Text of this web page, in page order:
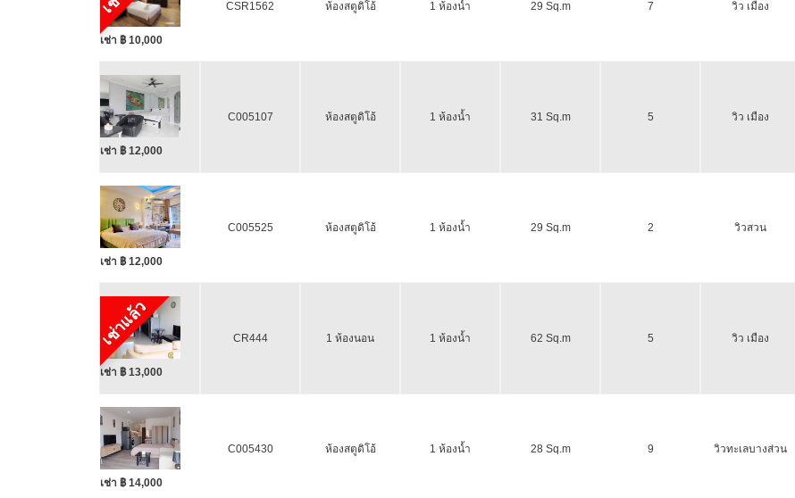
เช่า ฿ 10,000
CSR1562 ห้องสตูดิโอ้ 1 ห้องน้ำ 29 Sq.m 7 วิว เมือง
เช่า ฿ 12,000
C005107 ห้องสตูดิโอ้ 1 ห้องน้ำ 31 Sq.m 5 วิว เมือง
เช่า ฿ 12,000
C005525 ห้องสตูดิโอ้ 1 ห้องน้ำ 29 Sq.m 2 วิวสวน
เช่าแล้ว
เช่า ฿ 13,000
CR444 1 ห้องนอน 1 ห้องน้ำ 62 Sq.m 5 วิว เมือง
เช่า ฿ 14,000
C005430 ห้องสตูดิโอ้ 1 ห้องน้ำ 28 Sq.m 9 วิวทะเลบางส่วน